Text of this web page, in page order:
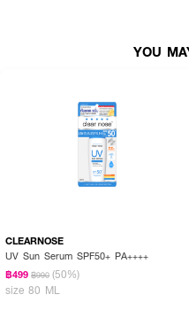
YOU
CLEARNOSE
UV Sun Serum SPF50+ PA++++
฿499 ฿990 (50%)
size 80 ML